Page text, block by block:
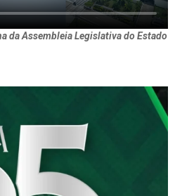
da Assembleia Legislativa do Estado